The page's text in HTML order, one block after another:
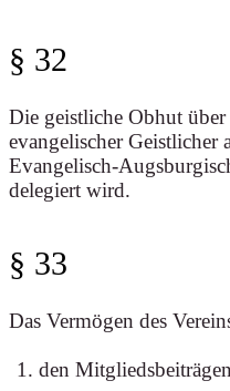
§ 32
Die geistliche Obhut
evangelischer Geistlicher
Evangelisch-
delegiert wird.
§ 33
Das Vermögen des
den